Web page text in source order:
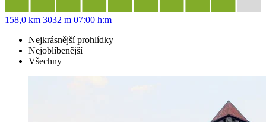
158,0 km 3032 m 07:00 h:m
Nejkrásnější prohlídky
Nejoblíbenější
Všechny